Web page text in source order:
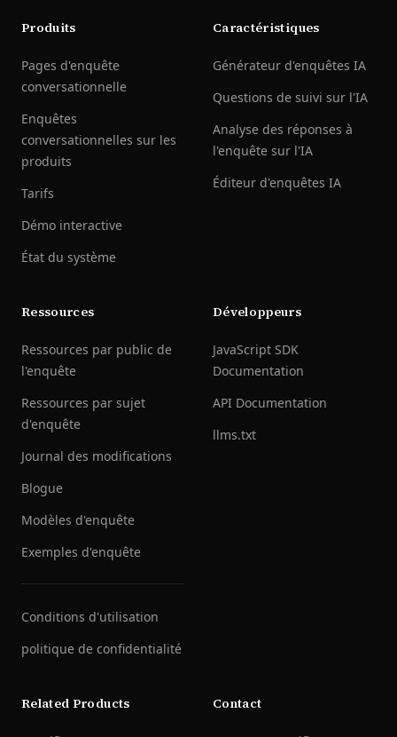
Produits
Pages d'enquête
conversationnelle
Enquêtes
conversationnelles sur les
produits
Tarifs
Démo interactive
État du système
Caractéristiques
Générateur d'enquêtes IA
Questions de suivi sur l'IA
Analyse des réponses à
l'enquête sur l'IA
Éditeur d'enquêtes IA
Ressources
Ressources par public de
l'enquête
Ressources par sujet
d'enquête
Journal des modifications
Blogue
Modèles d'enquête
Exemples d'enquête
Conditions d'utilisation
politique de confidentialité
Développeurs
JavaScript SDK
Documentation
API Documentation
llms.txt
Related Products Contact